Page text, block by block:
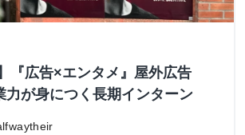
『広告×エンタメ』屋外広告
力が身につく長期インターン